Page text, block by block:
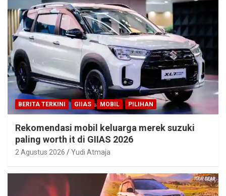
BERITA TERKINI GIIAS MOBIL PILIHAN
Rekomendasi mobil keluarga merek suzuki
paling worth it di GIIAS 2026
2 Agustus 2026 Yudi Atmaja